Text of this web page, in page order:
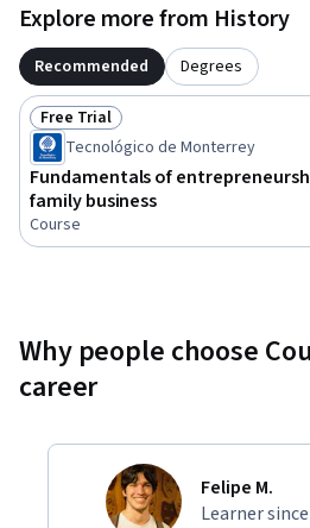
Explore more from History
Recommended Degrees
Status: Free Trial
Free Trial
Tecnológico de Monterrey
Fundamentals of
family business
Course
Why people choose
career
Felipe M.
Learner